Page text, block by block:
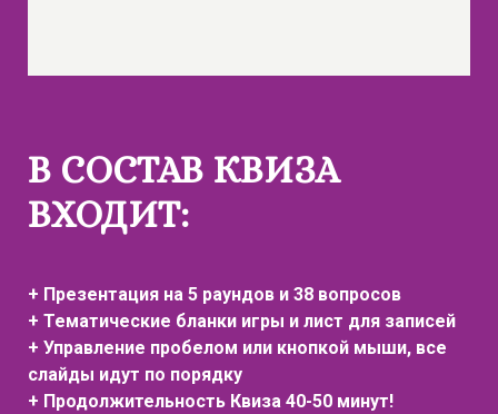
В СОСТАВ КВИЗА
ВХОДИТ:
+ Презентация на 5 раундов и 38 вопросов
+ Тематические бланки игры и лист для записей
+ Управление пробелом или кнопкой мыши, все
слайды идут по порядку
+ Продолжительность Квиза 40-50 минут!